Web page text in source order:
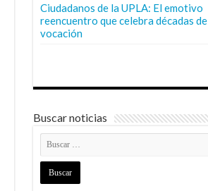
Ciudadanos de la UPLA: El emotivo
reencuentro que celebra décadas de
vocación
Buscar noticias